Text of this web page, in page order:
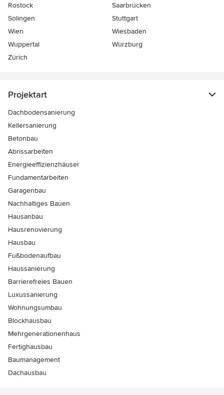
Rostock
Saarbrücken
Solingen
Stuttgart
Wien
Wiesbaden
Wuppertal
Würzburg
Zürich
Projektart
Dachbodensanierung
Kellersanierung
Betonbau
Abrissarbeiten
Energieeffizienzhäuser
Fundamentarbeiten
Garagenbau
Nachhaltiges Bauen
Hausanbau
Hausrenovierung
Hausbau
Fußbodenaufbau
Haussanierung
Barrierefreies Bauen
Luxussanierung
Wohnungsumbau
Blockhausbau
Mehrgenerationenhaus
Fertighausbau
Baumanagement
Dachausbau